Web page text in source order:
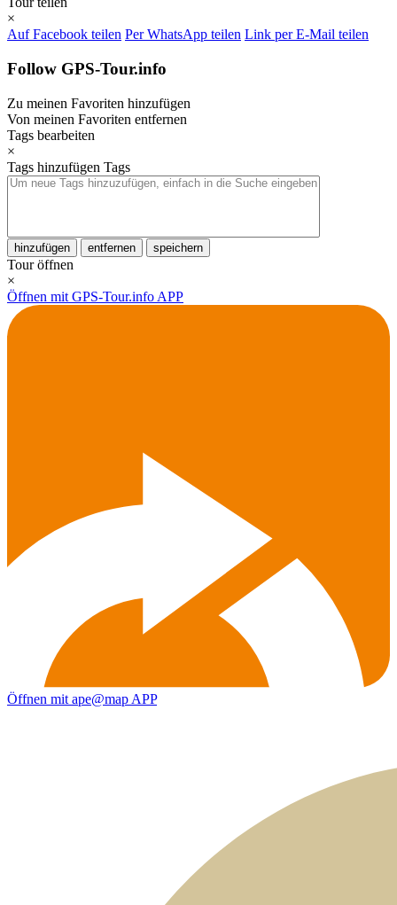
×
Auf Facebook teilen Per WhatsApp teilen Link per E-Mail teilen
Follow GPS-Tour.info
Zu meinen Favoriten hinzufügen
Von meinen Favoriten entfernen
Tags bearbeiten
×
Tags hinzufügen Tags
hinzufügen entfernen speichern
Tour öffnen
×
Öffnen mit GPS-Tour.info APP
Öffnen mit ape@map APP